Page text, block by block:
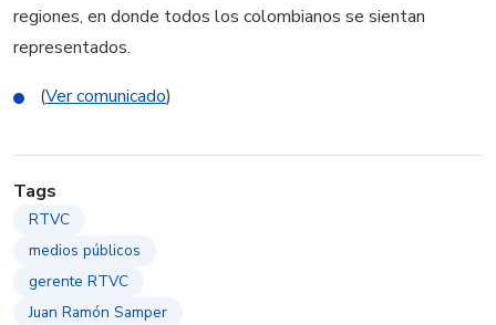
regiones, en donde todos los colombianos se sientan
representados.
(Ver comunicado)
Tags
RTVC
medios públicos
gerente RTVC
Juan Ramón Samper